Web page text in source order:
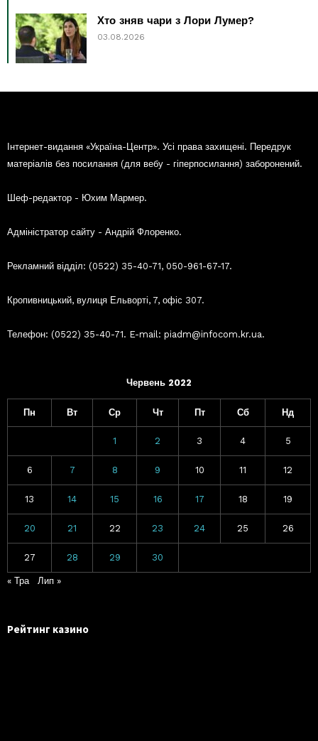
Хто зняв чари з Лори Лумер?
03.08.2026
Інтернет-видання «Україна-Центр». Усі права захищені. Передрук
матеріалів без посилання (для вебу - гіперпосилання) заборонений.
Шеф-редактор - Юхим Мармер.
Адміністратор сайту - Андрій Флоренко.
Рекламний відділ: (0522) 35-40-71, 050-961-67-17.
Кропивницький, вулиця Ельворті, 7, офіс 307.
Телефон: (0522) 35-40-71. E-mail: piadm@infocom.kr.ua.
Червень 2022
Пн Вт Ср Чт Пт Сб Нд
1 2 3 4 5
6 7 8 9 10 11 12
13 14 15 16 17 18 19
20 21 22 23 24 25 26
27 28 29 30
« Тра Лип »
Рейтинг казино